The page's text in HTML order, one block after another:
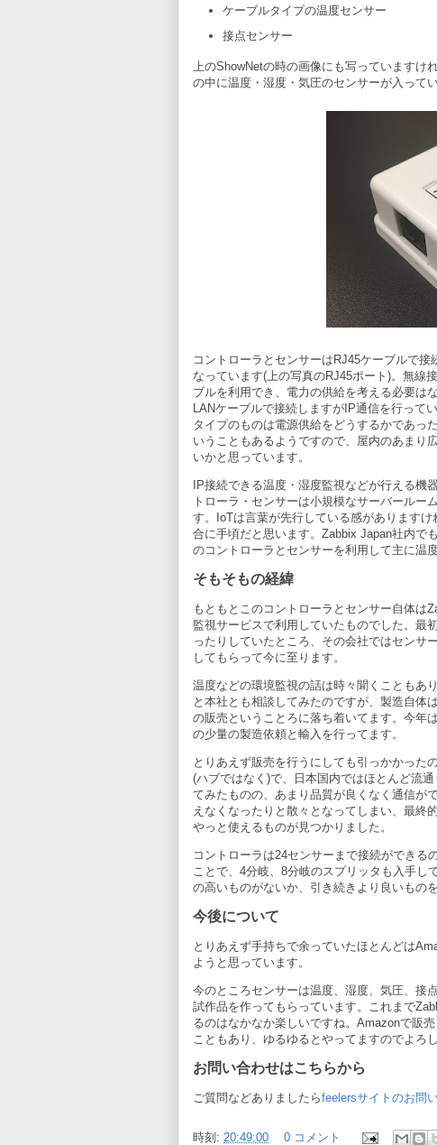
ケーブルタイプの温度センサー
接点センサー
上のShowNetの時の画像にも写っていますけ
の中に温度・湿度・気圧のセンサーが入ってい
コントローラとセンサーはRJ45ケーブルで
なっています(上の写真のRJ45ポート)。無線
ブルを利用でき、電力の供給を考える必要は
LANケーブルで接続しますがIP通信を行って
タイプのものは電源供給をどうするかであっ
いうこともあるようですので、屋内のあまり
いかと思っています。
IP接続できる温度・湿度監視などが行える
トローラ・センサーは小規模なサーバールー
す。IoTは言葉が先行している感があります
合に手頃だと思います。Zabbix Japan社内で
のコントローラとセンサーを利用して主に温
そもそもの経緯
もともとこのコントローラとセンサー自体は
監視サービスで利用していたものでした。最
ったりしていたところ、その会社ではセンサ
してもらって今に至ります。
温度などの環境監視の話は時々聞くこともあ
と本社とも相談してみたのですが、製造自体
の販売ということろに落ち着いてます。今年
の少量の製造依頼と輸入を行ってます。
とりあえず販売を行うにしても引っかかった
(ハブではなく)で、日本国内ではほとんど流
てみたものの、あまり品質が良くなく通信が
えなくなったりと散々となってしまい、最終
やっと使えるものが見つかりました。
コントローラは24センサーまで接続ができる
ことで、4分岐、8分岐のスプリッタも入手し
の高いものがないか、引き続きより良いもの
今後について
とりあえず手持ちで余っていたほとんどは
ようと思っています。
今のところセンサーは温度、湿度、気圧、接
試作品を作ってもらっています。これまで
るのはなかなか楽しいですね。Amazonで販
こともあり、ゆるゆるとやってますのでよろ
お問い合わせはこちらから
ご質問などありましたらfeelersサイトのお問
時刻: 20:49:00
0 コメント